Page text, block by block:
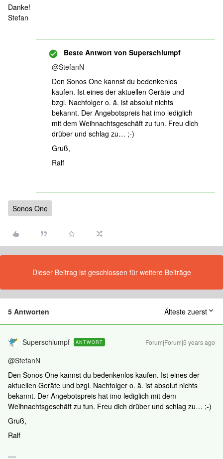
Danke!
Stefan
Beste Antwort von Superschlumpf
@StefanN
Den Sonos One kannst du bedenkenlos
kaufen. Ist eines der aktuellen Geräte und
bzgl. Nachfolger o. ä. ist absolut nichts
bekannt. Der Angebotspreis hat imo lediglich
mit dem Weihnachtsgeschäft zu tun. Freu dich
drüber und schlag zu… ;-)
Gruß,
Ralf
Sonos One
Dieser Beitrag ist geschlossen für weitere Beiträge
5 Antworten Älteste zuerst
Superschlumpf ANTWORT Forum|Forum|5 years ago
@StefanN
Den Sonos One kannst du bedenkenlos kaufen. Ist eines der
aktuellen Geräte und bzgl. Nachfolger o. ä. ist absolut nichts
bekannt. Der Angebotspreis hat imo lediglich mit dem
Weihnachtsgeschäft zu tun. Freu dich drüber und schlag zu… ;-)
Gruß,
Ralf